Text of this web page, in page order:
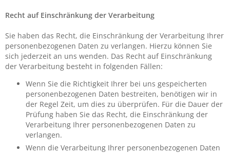
Recht auf Einschränkung der Verarbeitung
Sie haben das Recht, die Einschränkung der Verarbeitung Ihrer
personenbezogenen Daten zu verlangen. Hierzu können Sie
sich jederzeit an uns wenden. Das Recht auf Einschränkung
der Verarbeitung besteht in folgenden Fällen:
Wenn Sie die Richtigkeit Ihrer bei uns gespeicherten
personenbezogenen Daten bestreiten, benötigen wir in
der Regel Zeit, um dies zu überprüfen. Für die Dauer der
Prüfung haben Sie das Recht, die Einschränkung der
Verarbeitung Ihrer personenbezogenen Daten zu
verlangen.
Wenn die Verarbeitung Ihrer personenbezogenen Daten